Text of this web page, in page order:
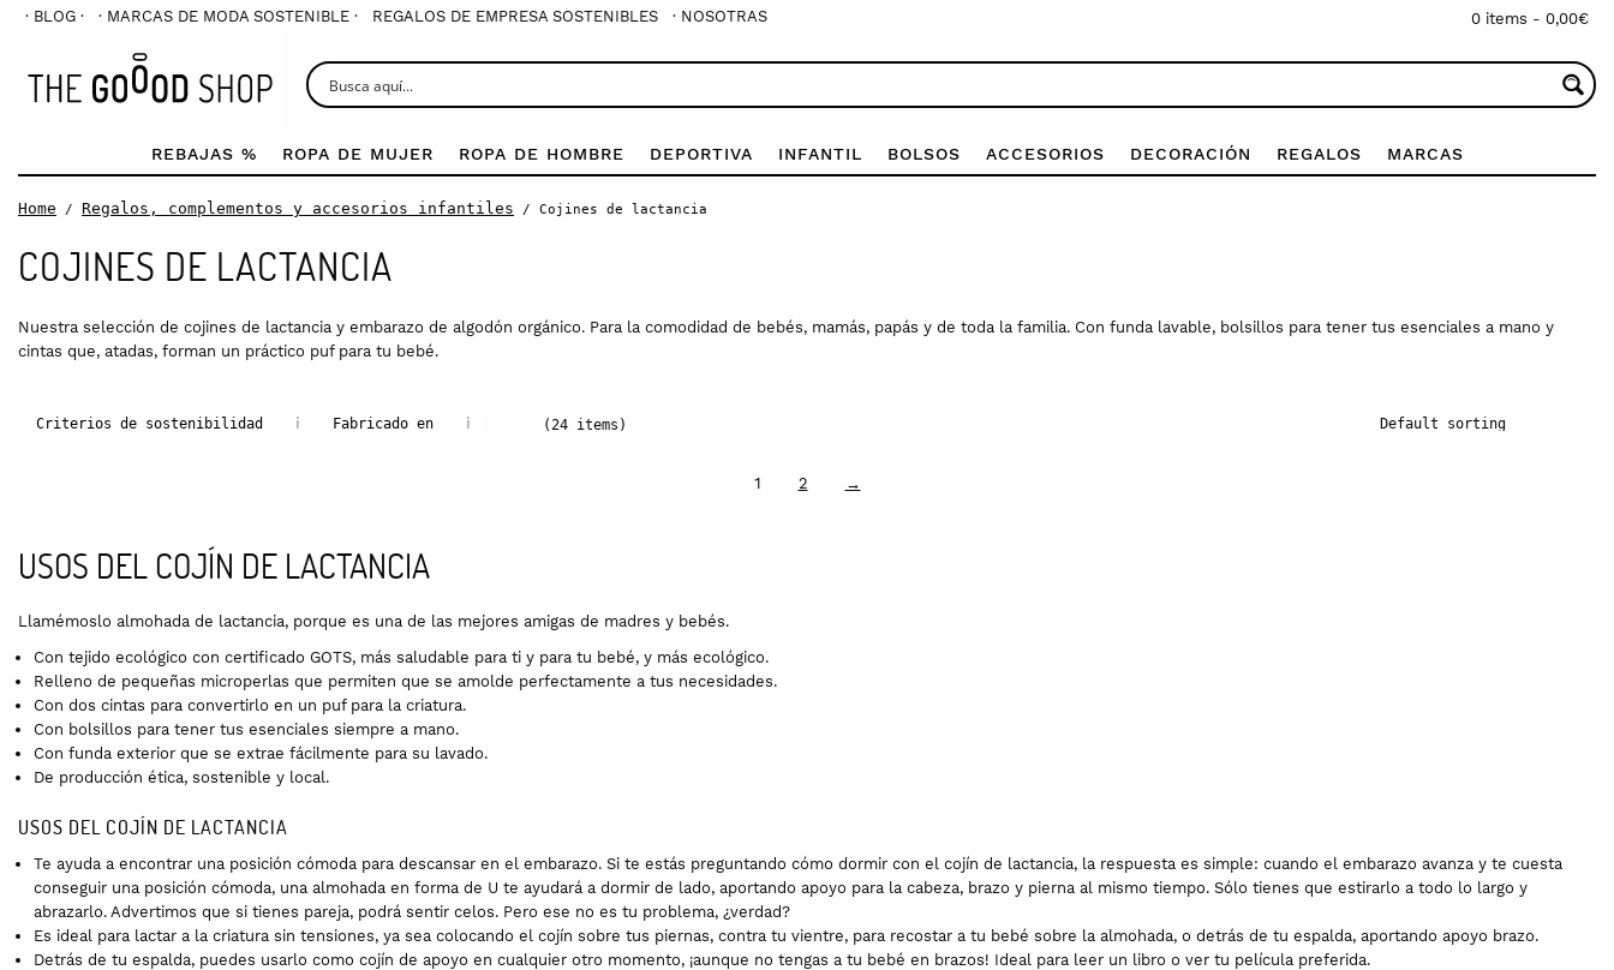
· BLOG · · MARCAS DE MODA SOSTENIBLE · REGALOS DE EMPRESA SOSTENIBLES · NOSOTRAS 0 items - 0,00€
REBAJAS % ROPA DE MUJER ROPA DE HOMBRE DEPORTIVA INFANTIL BOLSOS ACCESORIOS DECORACIÓN REGALOS MARCAS
Home / Regalos, complementos y accesorios infantiles / Cojines de lactancia
COJINES DE LACTANCIA
Nuestra selección de cojines de lactancia y embarazo de algodón orgánico. Para la comodidad de bebés, mamás, papás y de toda la familia. Con funda lavable, bolsillos para tener tus esenciales a mano y
cintas que, atadas, forman un práctico puf para tu bebé.
i
Criterios de sostenibilidad i
Fabricado en (24 items)
1 2 →
USOS DEL COJÍN DE LACTANCIA
Llamémoslo almohada de lactancia, porque es una de las mejores amigas de madres y bebés.
Con tejido ecológico con certificado GOTS, más saludable para ti y para tu bebé, y más ecológico.
Relleno de pequeñas microperlas que permiten que se amolde perfectamente a tus necesidades.
Con dos cintas para convertirlo en un puf para la criatura.
Con bolsillos para tener tus esenciales siempre a mano.
Con funda exterior que se extrae fácilmente para su lavado.
De producción ética, sostenible y local.
USOS DEL COJÍN DE LACTANCIA
Te ayuda a encontrar una posición cómoda para descansar en el embarazo. Si te estás preguntando cómo dormir con el cojín de lactancia, la respuesta es simple: cuando el embarazo avanza y te cuesta
conseguir una posición cómoda, una almohada en forma de U te ayudará a dormir de lado, aportando apoyo para la cabeza, brazo y pierna al mismo tiempo. Sólo tienes que estirarlo a todo lo largo y
abrazarlo. Advertimos que si tienes pareja, podrá sentir celos. Pero ese no es tu problema, ¿verdad?
Es ideal para lactar a la criatura sin tensiones, ya sea colocando el cojín sobre tus piernas, contra tu vientre, para recostar a tu bebé sobre la almohada, o detrás de tu espalda, aportando apoyo brazo.
Detrás de tu espalda, puedes usarlo como cojín de apoyo en cualquier otro momento, ¡aunque no tengas a tu bebé en brazos! Ideal para leer un libro o ver tu película preferida.